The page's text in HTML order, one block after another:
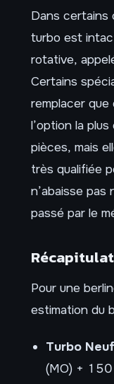
Dans certains
turbo est
rotative,
Certains
remplacer
l’option la
pièces, mais
très qualifiée
n’abaisse pas
passé par le
Pour une
estimation du
Turbo
(MO) +